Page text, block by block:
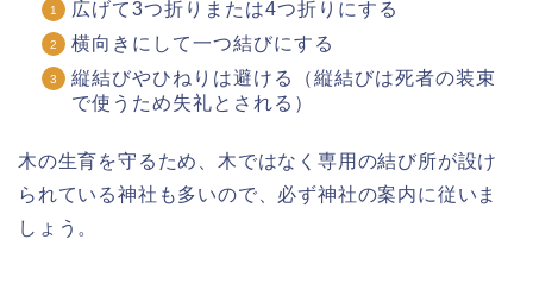
広げて3つ折りまたは4つ折りにする
横向きにして一つ結びにする
縦結びやひねりは避ける（縦結びは死者の装束
で使うため失礼とされる）
木の生育を守るため、木ではなく専用の結び所が設け
られている神社も多いので、必ず神社の案内に従いま
しょう。